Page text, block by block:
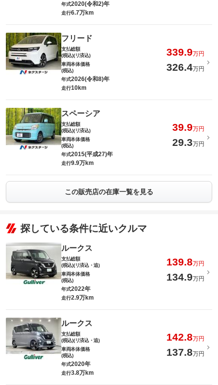
年式2020(令和2)年
走行6.7万km
フリード
支払総額
(税込)(リ済込)
339.9万円
車両本体価格
(税込)
326.4万円
年式2026(令和8)年
走行10km
スペーシア
支払総額
(税込)(リ済込)
39.9万円
車両本体価格
(税込)
29.3万円
年式2015(平成27)年
走行9.9万km
この販売店の在庫一覧を見る
探している条件に近いクルマ
ルークス
支払総額
(税込)(リ済込・追)
139.8万円
車両本体価格
(税込)
134.9万円
年式2022年
走行2.9万km
ルークス
支払総額
(税込)(リ済込・追)
142.8万円
車両本体価格
(税込)
137.8万円
年式2020年
走行3.8万km